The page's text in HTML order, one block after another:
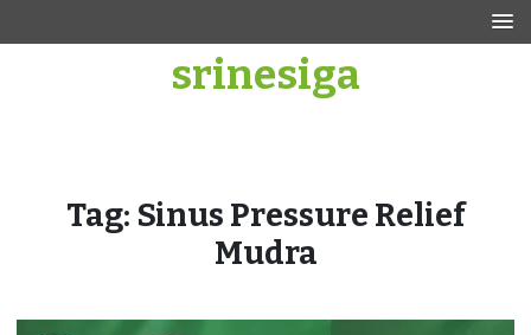
srinesiga
Tag: Sinus Pressure Relief
Mudra